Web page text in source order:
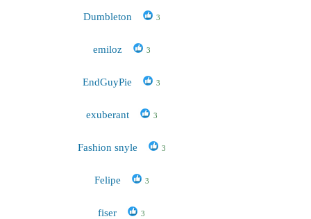
Dumbleton 3
emiloz 3
EndGuyPie 3
exuberant 3
Fashion snyle 3
Felipe 3
fiser 3